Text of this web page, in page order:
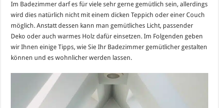
Im Badezimmer darf es für viele sehr gerne gemütlich sein, allerdings
wird dies natürlich nicht mit einem dicken Teppich oder einer Couch
möglich. Anstatt dessen kann man gemütliches Licht, passender
Deko oder auch warmes Holz dafür einsetzen. Im Folgenden geben
wir Ihnen einige Tipps, wie Sie Ihr Badezimmer gemütlicher gestalten
können und es wohnlicher werden lassen.